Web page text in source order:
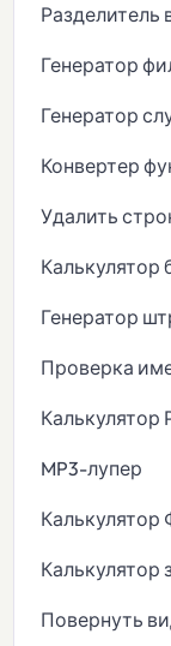
Разделитель
Генератор
Генератор
Конвертер
Удалить
Калькулятор
Генератор
Проверка
Калькулятор
MP3-лупер
Калькулятор
Калькулятор
Повернуть